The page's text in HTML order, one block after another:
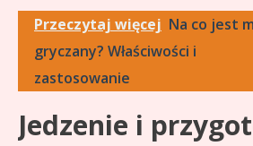
Przeczytaj więcej Na co jest
gryczany? Właściwości i
zastosowanie
Jedzenie i